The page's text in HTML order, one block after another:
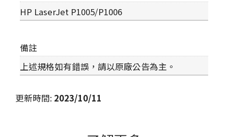
HP LaserJet P1005/P1006
備註
上述規格如有錯誤，請以原廠公告為主。
更新時間: 2023/10/11